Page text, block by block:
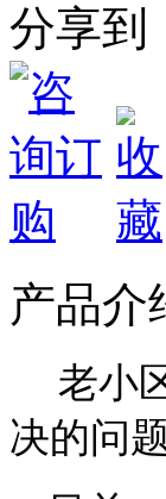
分享到
产品介
老小
决的问题